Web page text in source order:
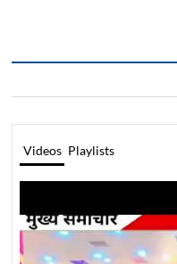
Videos Playlists